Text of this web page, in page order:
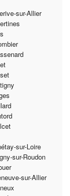
sur-Allier
sur-Loire
sur-Roudon
sur-Allier